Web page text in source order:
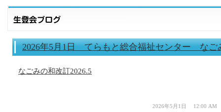
2026年5月1日 てらもと総合福祉センター な
なごみの和改訂2026.5
2026年5月1日 12:00 AM